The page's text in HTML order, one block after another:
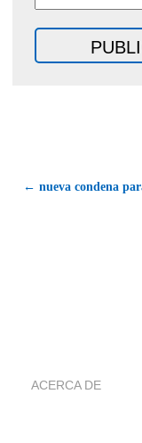
← nueva condena
ACERCA DE